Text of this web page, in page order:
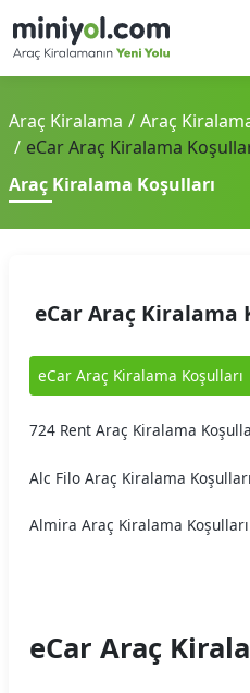
Araç Kiralama
Araç
eCar Araç Kiralama
Araç Kiralama Koşulları
eCar Araç Kiralama
eCar Araç Kiralama Koşulları
724 Rent Araç Kiralama
Alc Filo Araç Kiralama Koşulları
Almira Araç Kiralama Koşulları
Auto Home Araç Kiralama
eCar Araç